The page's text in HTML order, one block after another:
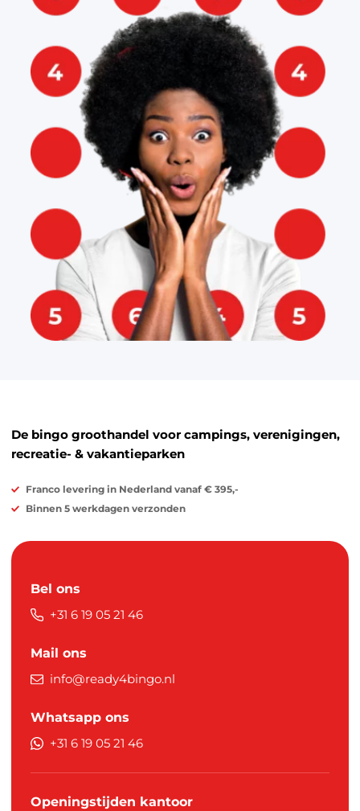
De bingo groothandel voor campings, verenigingen,
recreatie- & vakantieparken
Franco levering in Nederland vanaf € 395,-
Binnen 5 werkdagen verzonden
Bel ons
+31 6 19 05 21 46
Mail ons
info@ready4bingo.nl
Whatsapp ons
+31 6 19 05 21 46
Openingstijden kantoor